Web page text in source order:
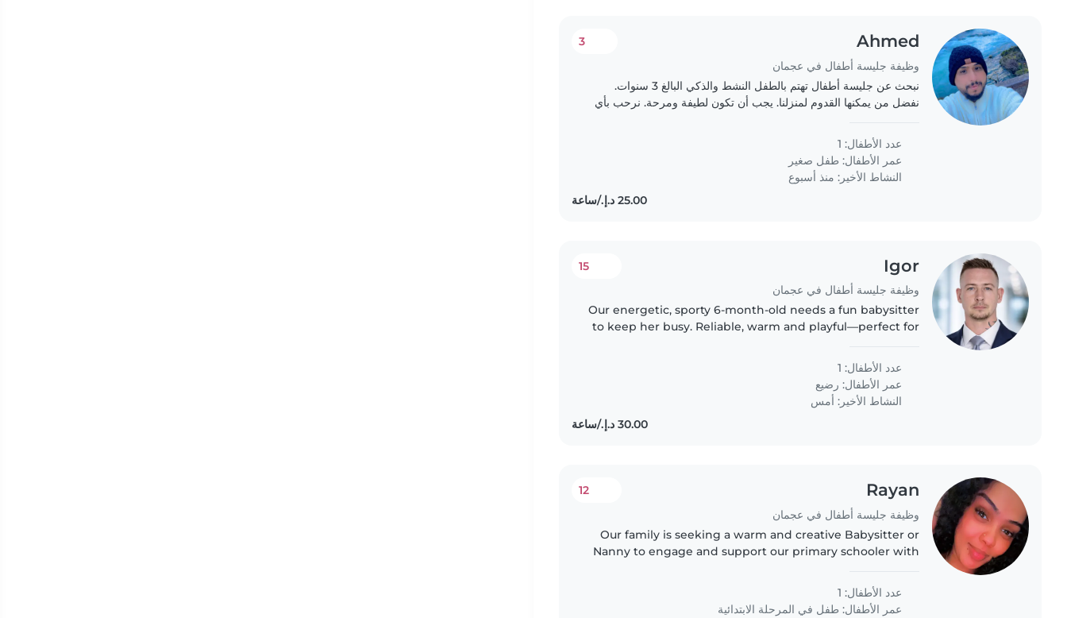
Ahmed
وظيفة جليسة أطفال في عجمان
3
نبحث عن جليسة أطفال تهتم بالطفل النشط والذكي البالغ 3 سنوات.
نفضل من يمكنها القدوم لمنزلنا. يجب أن تكون لطيفة ومرحة. نرحب بأي
عدد الأطفال: 1
عمر الأطفال: طفل صغير
النشاط الأخير: منذ أسبوع
Igor
وظيفة جليسة أطفال في عجمان
15
Our energetic, sporty 6-month-old needs a fun babysitter
to keep her busy. Reliable, warm and playful—perfect for
عدد الأطفال: 1
عمر الأطفال: رضيع
النشاط الأخير: أمس
Rayan
وظيفة جليسة أطفال في عجمان
12
Our family is seeking a warm and creative Babysitter or
Nanny to engage and support our primary schooler with
brighten their evenings..
عدد الأطفال: 1
عمر الأطفال: طفل في المرحلة الابتدائية